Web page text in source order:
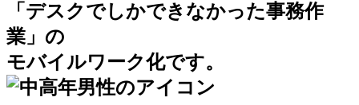
「デスクでしかできなかった事務作
業」の
モバイルワーク化です。